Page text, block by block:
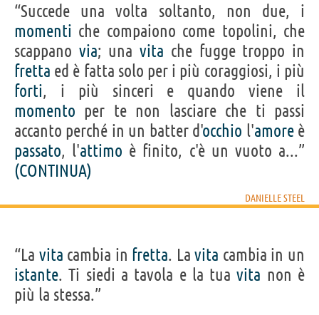
“Succede una volta soltanto, non due, i
momenti che compaiono come topolini, che
scappano via; unavita che fugge troppo in
fretta ed è fatta solo per i più coraggiosi, i più
forti, i più sinceri e quando viene il
momento per te non lasciare che ti passi
accanto perché in un batter d'occhio l'amoreè
passato, l'attimo è finito, c'è un vuoto a...”
(CONTINUA)
DANIELLE STEEL
“La vita cambia in fretta. Lavita cambia in un
istante. Ti siedi a tavola e la tuavita non è
più la stessa.”